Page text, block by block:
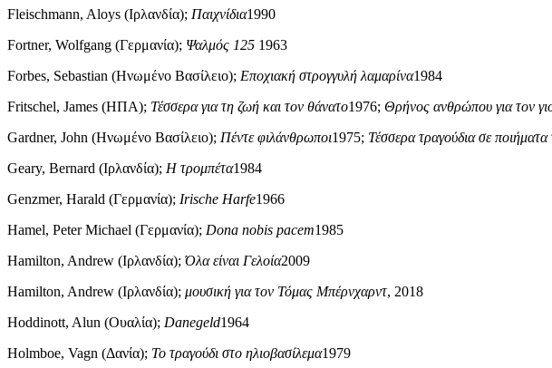
Fleischmann, Aloys (Ιρλανδία); Παιχνίδια1990
Fortner, Wolfgang (Γερμανία); Ψαλμός 125 1963
Forbes, Sebastian (Ηνωμένο Βασίλειο); Εποχιακή στρογγυλή λαμαρίνα1984
Fritschel, James (ΗΠΑ); Τέσσερα για τη ζωή και τον θάνατο1976; Θρήνος ανθρώπου για τον
Gardner, John (Ηνωμένο Βασίλειο); Πέντε φιλάνθρωποι1975; Τέσσερα τραγούδια σε
Geary, Bernard (Ιρλανδία); Η τρομπέτα1984
Genzmer, Harald (Γερμανία); Irische Harfe1966
Hamel, Peter Michael (Γερμανία); Dona nobis pacem1985
Hamilton, Andrew (Ιρλανδία); Όλα είναι Γελοία2009
Hamilton, Andrew (Ιρλανδία); μουσική για τον Τόμας Μπέρνχαρντ, 2018
Hoddinott, Alun (Ουαλία); Danegeld1964
Holmboe, Vagn (Δανία); Το τραγούδι στο ηλιοβασίλεμα1979